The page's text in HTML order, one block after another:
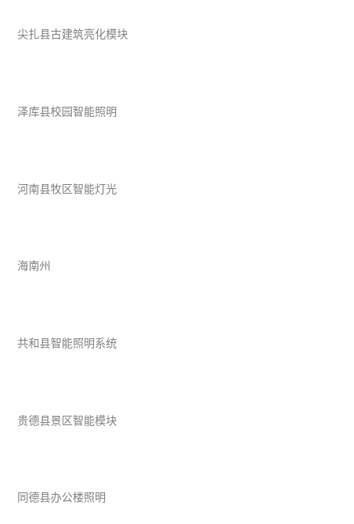
尖扎县古建筑亮化模块
泽库县校园智能照明
河南县牧区智能灯光
海南州
共和县智能照明系统
贵德县景区智能模块
同德县办公楼照明